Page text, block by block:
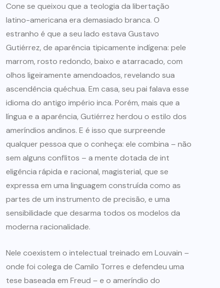
Cone se queixou que a teologia da libertação
latino-americana era demasiado branca. O
estranho é que a seu lado estava Gustavo
Gutiérrez, de aparência tipicamente indígena: pele
marrom, rosto redondo, baixo e atarracado, com
olhos ligeiramente amendoados, revelando sua
ascendência quéchua. Em casa, seu pai falava esse
idioma do antigo império inca. Porém, mais que a
língua e a aparência, Gutiérrez herdou o estilo dos
ameríndios andinos. E é isso que surpreende
qualquer pessoa que o conheça: ele combina – não
sem alguns conflitos – a mente dotada de int
eligência rápida e racional, magisterial, que se
expressa em uma linguagem construída como as
partes de um instrumento de precisão, e uma
sensibilidade que desarma todos os modelos da
moderna racionalidade.
Nele coexistem o intelectual treinado em Louvain –
onde foi colega de Camilo Torres e defendeu uma
tese baseada em Freud – e o ameríndio do